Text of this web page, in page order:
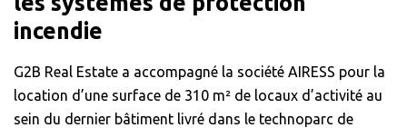
incendie
G2B Real Estate a accompagné la société AIRESS pour la
location d’une surface de 310 m² de locaux d’activité au
sein du dernier bâtiment livré dans le technoparc de